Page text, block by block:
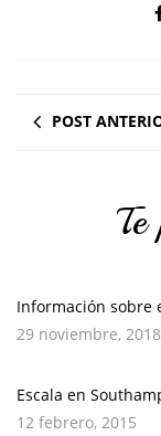
POST
Información sobre
29 noviembre, 2018
Escala en
12 febrero, 2015